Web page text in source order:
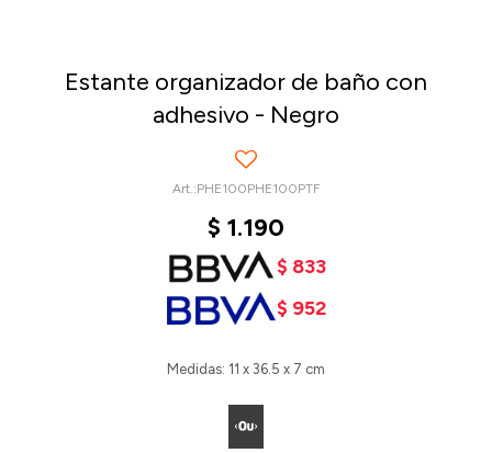
Estante organizador de baño con
adhesivo - Negro
PHE100PHE100PTF
$ 1.190
$ 833
$ 952
Medidas: 11 x 36.5 x 7 cm